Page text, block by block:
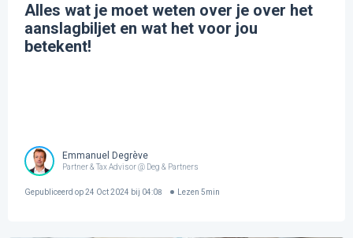
Alles wat je moet weten over je over het
aanslagbiljet en wat het voor jou
betekent!
Emmanuel Degrève
Partner & Tax Advisor @ Deg & Partners
Gepubliceerd op24 Oct 2024 bij 04:08 Lezen 5min